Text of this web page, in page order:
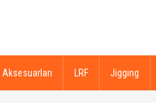
Aksesuarları LRF Jigging